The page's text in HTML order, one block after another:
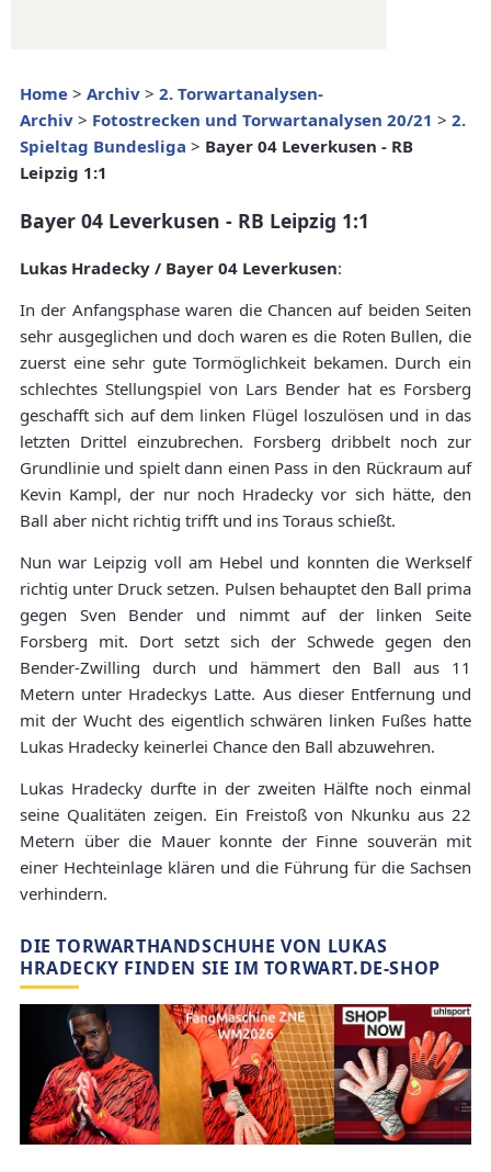
Home > Archiv > 2. Torwartanalysen-
Archiv > Fotostrecken und Torwartanalysen 20/21 > 2.
Spieltag Bundesliga > Bayer 04 Leverkusen - RB
Leipzig 1:1
Bayer 04 Leverkusen - RB Leipzig 1:1
Lukas Hradecky / Bayer 04 Leverkusen:
In der Anfangsphase waren die Chancen auf beiden Seiten
sehr ausgeglichen und doch waren es die Roten Bullen, die
zuerst eine sehr gute Tormöglichkeit bekamen. Durch ein
schlechtes Stellungspiel von Lars Bender hat es Forsberg
geschafft sich auf dem linken Flügel loszulösen und in das
letzten Drittel einzubrechen. Forsberg dribbelt noch zur
Grundlinie und spielt dann einen Pass in den Rückraum auf
Kevin Kampl, der nur noch Hradecky vor sich hätte, den
Ball aber nicht richtig trifft und ins Toraus schießt.
Nun war Leipzig voll am Hebel und konnten die Werkself
richtig unter Druck setzen. Pulsen behauptet den Ball prima
gegen Sven Bender und nimmt auf der linken Seite
Forsberg mit. Dort setzt sich der Schwede gegen den
Bender-Zwilling durch und hämmert den Ball aus 11
Metern unter Hradeckys Latte. Aus dieser Entfernung und
mit der Wucht des eigentlich schwären linken Fußes hatte
Lukas Hradecky keinerlei Chance den Ball abzuwehren.
Lukas Hradecky durfte in der zweiten Hälfte noch einmal
seine Qualitäten zeigen. Ein Freistoß von Nkunku aus 22
Metern über die Mauer konnte der Finne souverän mit
einer Hechteinlage klären und die Führung für die Sachsen
verhindern.
DIE TORWARTHANDSCHUHE VON LUKAS
HRADECKY FINDEN SIE IM TORWART.DE-SHOP